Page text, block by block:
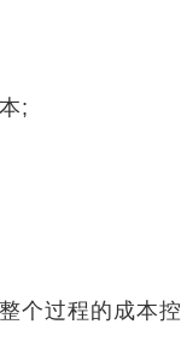
;
个过程的成本控